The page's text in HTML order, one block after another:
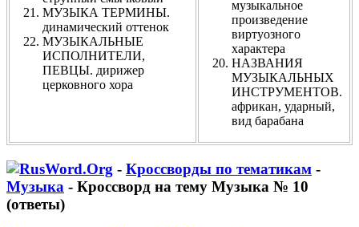
МУЗЫКА ТЕРМИНЫ.
динамический оттенок
МУЗЫКАЛЬНЫЕ
ИСПОЛНИТЕЛИ,
ПЕВЦЫ. дирижер
церковного хора
музыкальное
произведение
виртуозного
характера
НАЗВАНИЯ
МУЗЫКАЛЬНЫХ
ИНСТРУМЕНТОВ.
африкан, ударный,
вид барабана
- Кроссворды по тематикам -
Музыка - Кроссворд на тему Музыка № 10
(ответы)